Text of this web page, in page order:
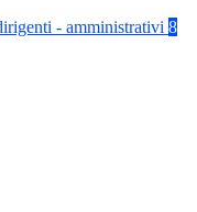
- amministrativi 8